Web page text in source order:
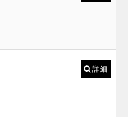
詳細